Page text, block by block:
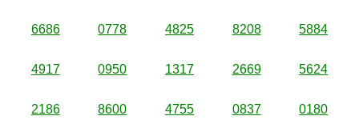
6686 0778 4825 8208 5884
4917 0950 1317 2669 5624
2186 8600 4755 0837 0180